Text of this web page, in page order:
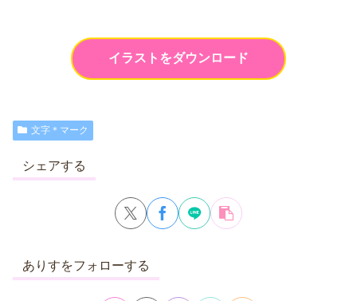
イラストをダウンロード
文字＊マーク
シェアする
ありすをフォローする